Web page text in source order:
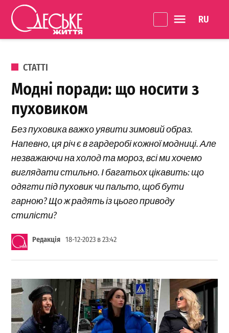
Перейти до вмісту
Життя
ОПУБЛІКОВАНО В
СТАТТІ
Модні поради: що носити з
пуховиком
Без пуховика важко уявити зимовий образ.
Напевно, ця річ є в гардеробі кожної модниці. Але
незважаючи на холод та мороз, всі ми хочемо
виглядати стильно. І багатьох цікавить: що
одягти під пуховик чи пальто, щоб бути
гарною? Що ж радять із цього приводу
стилісти?
Редакція 18-12-2023 в 23:42